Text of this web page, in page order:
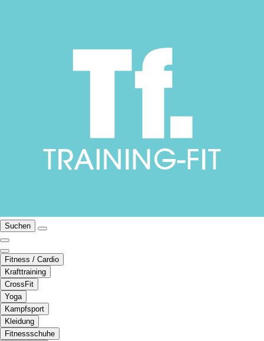
Suchen
Fitness / Cardio
Krafttraining
CrossFit
Yoga
Kampfsport
Kleidung
Fitnessschuhe